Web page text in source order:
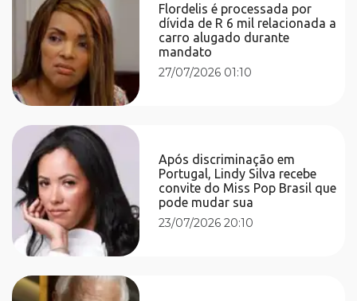
Flordelis é processada por
dívida de R 6 mil relacionada a
carro alugado durante
mandato
27/07/2026 01:10
Após discriminação em
Portugal, Lindy Silva recebe
convite do Miss Pop Brasil que
pode mudar sua
23/07/2026 20:10